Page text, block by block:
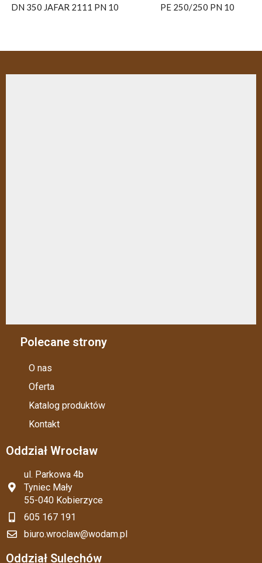
DN 350 JAFAR 2111 PN 10
PE 250/250 PN 10
Polecane strony
O nas
Oferta
Katalog produktów
Kontakt
Oddział Wrocław
ul. Parkowa 4b
Tyniec Mały
55-040 Kobierzyce
605 167 191
biuro.wroclaw@wodam.pl
Oddział Sulechów